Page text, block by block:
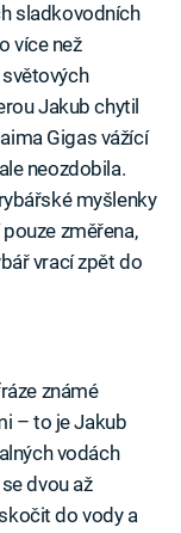
sladkovodních
více než
Jakub chytil
Gigas vážící
neozdobila.
myšlenky
změřena,
vrací zpět do
známé
– to je Jakub
vodách
dvou až
do vody a